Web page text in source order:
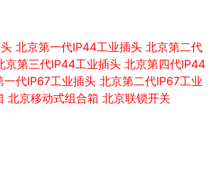
北京第一代IP44工业插头 北京第二代
京第三代IP44工业插头 北京第四代IP44
一代IP67工业插头 北京第二代IP67工业
北京移动式组合箱 北京联锁开关